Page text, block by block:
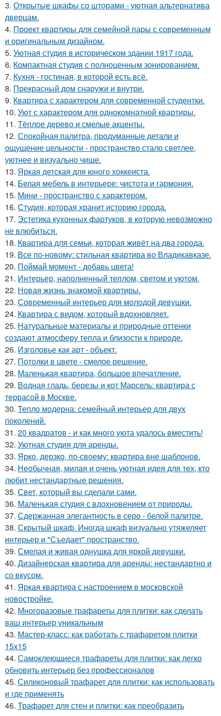
3. Открытые шкафы со шторами - уютная альтернатива
дверцам.
4. Проект квартиры для семейной пары с современным
и оригинальным дизайном.
5. Уютная студия в историческом здании 1917 года.
6. Компактная студия с полноценным зонированием.
7. Кухня - гостиная, в которой есть всё.
8. Прекрасный дом снаружи и внутри.
9. Квартира с характером для современной студентки.
10. Уют с характером для однокомнатной квартиры.
11. Тёплое дерево и смелые акценты.
12. Спокойная палитра, продуманные детали и
ощущение цельности - пространство стало светлее,
уютнее и визуально чище.
13. Яркая детская для юного хоккеиста.
14. Белая мебель в интерьере: чистота и гармония.
15. Мини - пространство с характером.
16. Студия, которая хранит историю города.
17. Эстетика кухонных фартуков, в которую невозможно
не влюбиться.
18. Квартира для семьи, которая живёт на два города.
19. Все по-новому: стильная квартира во Владикавказе.
20. Поймай момент - добавь цвета!
21. Интерьер, наполненный теплом, светом и уютом.
22. Новая жизнь знакомой квартиры.
23. Современный интерьер для молодой девушки.
24. Квартира с видом, который вдохновляет.
25. Натуральные материалы и природные оттенки
создают атмосферу тепла и близости к природе.
26. Изголовье как арт - объект.
27. Потолки в цвете - смелое решение.
28. Маленькая квартира, большое впечатление.
29. Водная гладь, березы и кот Марсель: квартира с
террасой в Москве.
30. Тепло модерна: семейный интерьер для двух
поколений.
31. 20 квадратов - и как много уюта удалось вместить!
32. Уютная студия для аренды.
33. Ярко, дерзко, по-своему: квартира вне шаблонов.
34. Необычная, милая и очень уютная идея для тех, кто
любит нестандартные решения.
35. Свет, который вы сделали сами.
36. Маленькая студия с вдохновением от природы.
37. Сдержанная элегантность в серо - белой палитре.
38. Скрытый шкаф. Иногда шкаф визуально утяжеляет
интерьер и "Съедает" пространство.
39. Смелая и живая однушка для яркой девушки.
40. Дизайнерская квартира для аренды: нестандартно и
со вкусом.
41. Яркая квартира с настроением в московской
новостройке.
42. Многоразовые трафареты для плитки: как сделать
ваш интерьер уникальным
43. Мастер-класс: как работать с трафаретом плитки
15х15
44. Самоклеющиеся трафареты для плитки: как легко
обновить интерьер без профессионалов
45. Силиконовый трафарет для плитки: как использовать
и где применять
46. Трафарет для стен и плитки: как преобразить